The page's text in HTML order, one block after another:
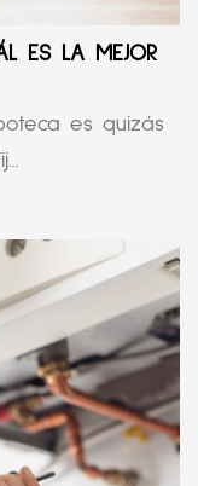
ES LA MEJOR
es quizás